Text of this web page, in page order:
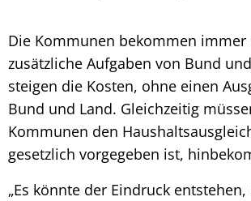
Die Kommunen bekommen immer
zusätzliche Aufgaben von Bund
steigen die Kosten, ohne einen
Bund und Land. Gleichzeitig
Kommunen den
gesetzlich vorgegeben ist,
„Es könnte der Eindruck